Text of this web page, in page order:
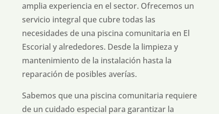
amplia experiencia en el sector. Ofrecemos un
servicio integral que cubre todas las
necesidades de una piscina comunitaria en El
Escorial y alrededores. Desde la limpieza y
mantenimiento de la instalación hasta la
reparación de posibles averías.
Sabemos que una piscina comunitaria requiere
de un cuidado especial para garantizar la